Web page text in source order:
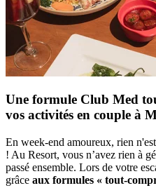
Une formule Club Med
vos activités en couple à
En week-end amoureux, rien
! Au Resort, vous n’avez rien à
passé ensemble. Lors de votre
grâce aux formules « tout-